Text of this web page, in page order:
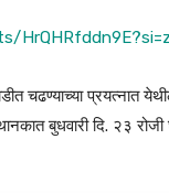
चढण्याच्या प्रयत्नात
बुधवारी दि. २३